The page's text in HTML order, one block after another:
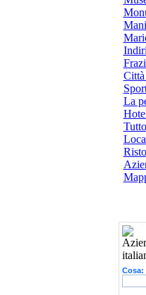
Città
La
Cosa: